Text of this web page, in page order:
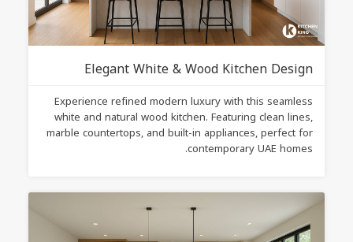
Elegant White & Wood Kitchen Design
Experience refined modern luxury with this seamless
white and natural wood kitchen. Featuring clean lines,
marble countertops, and built-in appliances, perfect for
contemporary UAE homes.